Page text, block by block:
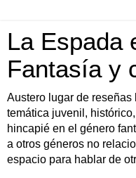
La Espada
Fantasía y
Austero lugar de
temática juvenil,
hincapié en el género
a otros géneros no
espacio para hablar de